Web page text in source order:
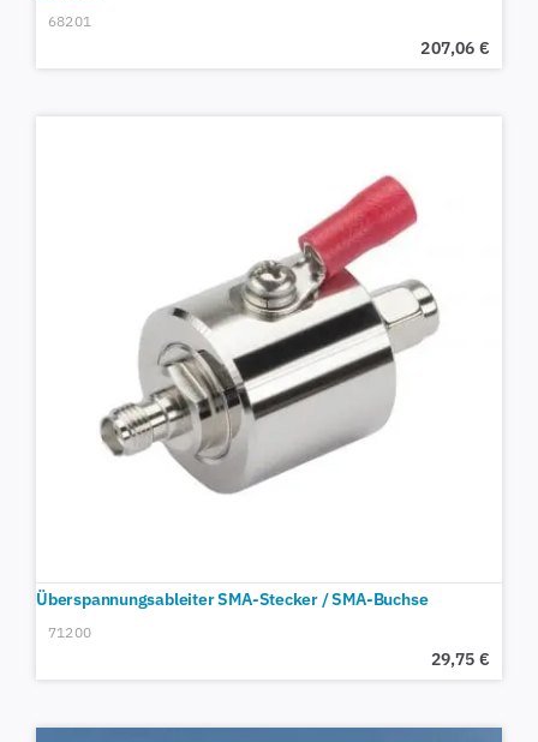
68201
207,06 €
Überspannungsableiter SMA-Stecker / SMA-Buchse
71200
29,75 €